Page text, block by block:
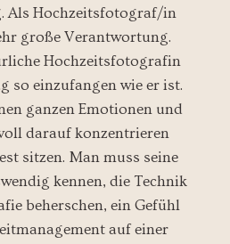
Als Hochzeitsfotograf/in
große Verantwortung.
Hochzeitsfotografin
so einzufangen wie er ist.
ganzen Emotionen und
darauf konzentrieren
sitzen. Man muss seine
kennen, die Technik
beherschen, ein Gefühl
auf einer